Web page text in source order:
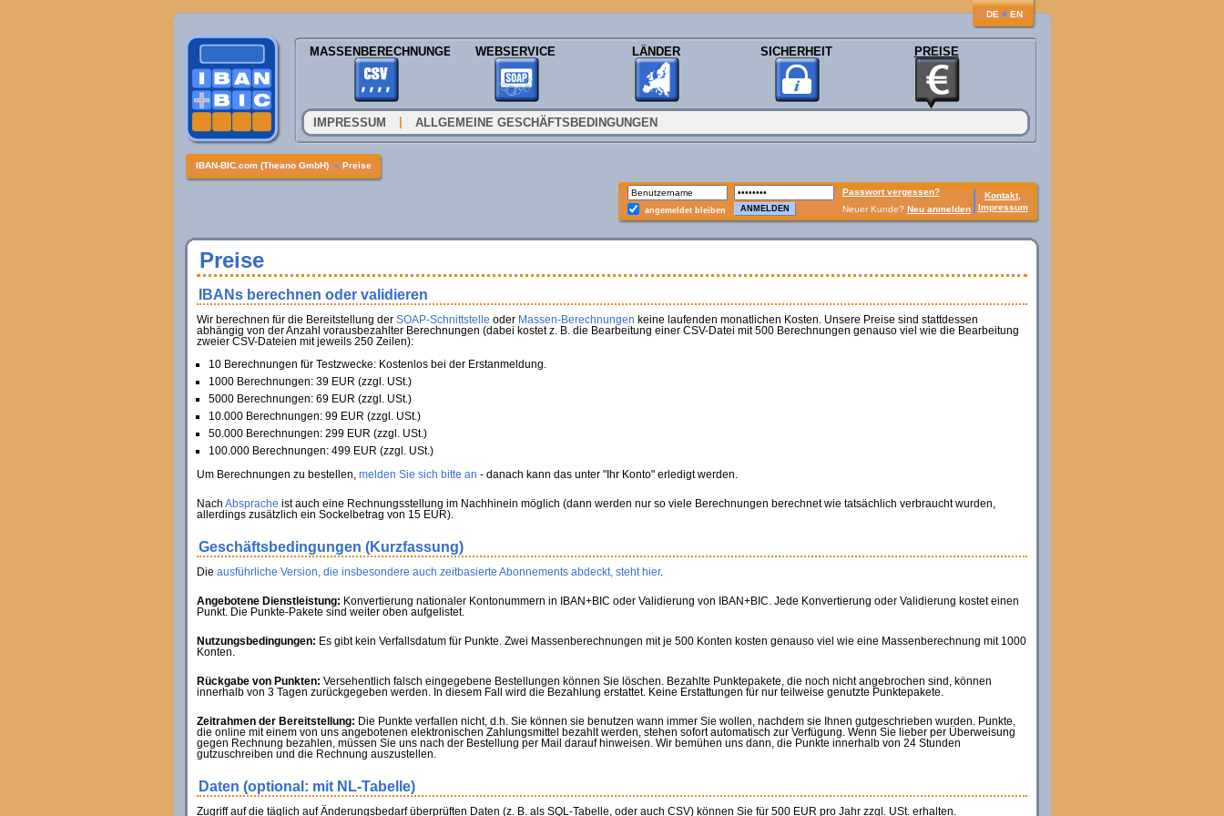
DE ♦ EN
MASSENBERECHNUNGEN WEBSERVICE LÄNDER SICHERHEIT PREISE
IMPRESSUM ALLGEMEINE GESCHÄFTSBEDINGUNGEN
IBAN-BIC.com (Theano GmbH) » Preise
Passwort vergessen?
Kontakt,
Impressum
angemeldet bleiben Neuer Kunde? Neu anmelden
Preise
IBANs berechnen oder validieren
Wir berechnen für die Bereitstellung der SOAP-Schnittstelle oder Massen-Berechnungen keine laufenden monatlichen Kosten. Unsere Preise sind stattdessen
abhängig von der Anzahl vorausbezahlter Berechnungen (dabei kostet z. B. die Bearbeitung einer CSV-Datei mit 500 Berechnungen genauso viel wie die Bearbeitung
zweier CSV-Dateien mit jeweils 250 Zeilen):
10 Berechnungen für Testzwecke: Kostenlos bei der Erstanmeldung.
1000 Berechnungen: 39 EUR (zzgl. USt.)
5000 Berechnungen: 69 EUR (zzgl. USt.)
10.000 Berechnungen: 99 EUR (zzgl. USt.)
50.000 Berechnungen: 299 EUR (zzgl. USt.)
100.000 Berechnungen: 499 EUR (zzgl. USt.)
Um Berechnungen zu bestellen, melden Sie sich bitte an - danach kann das unter "Ihr Konto" erledigt werden.
Nach Absprache ist auch eine Rechnungsstellung im Nachhinein möglich (dann werden nur so viele Berechnungen berechnet wie tatsächlich verbraucht wurden,
allerdings zusätzlich ein Sockelbetrag von 15 EUR).
Geschäftsbedingungen (Kurzfassung)
Die ausführliche Version, die insbesondere auch zeitbasierte Abonnements abdeckt, steht hier.
Angebotene Dienstleistung: Konvertierung nationaler Kontonummern in IBAN+BIC oder Validierung von IBAN+BIC. Jede Konvertierung oder Validierung kostet einen
Punkt. Die Punkte-Pakete sind weiter oben aufgelistet.
Nutzungsbedingungen: Es gibt kein Verfallsdatum für Punkte. Zwei Massenberechnungen mit je 500 Konten kosten genauso viel wie eine Massenberechnung mit 1000
Konten.
Rückgabe von Punkten: Versehentlich falsch eingegebene Bestellungen können Sie löschen. Bezahlte Punktepakete, die noch nicht angebrochen sind, können
innerhalb von 3 Tagen zurückgegeben werden. In diesem Fall wird die Bezahlung erstattet. Keine Erstattungen für nur teilweise genutzte Punktepakete.
Zeitrahmen der Bereitstellung: Die Punkte verfallen nicht, d.h. Sie können sie benutzen wann immer Sie wollen, nachdem sie Ihnen gutgeschrieben wurden. Punkte,
die online mit einem von uns angebotenen elektronischen Zahlungsmittel bezahlt werden, stehen sofort automatisch zur Verfügung. Wenn Sie lieber per Überweisung
gegen Rechnung bezahlen, müssen Sie uns nach der Bestellung per Mail darauf hinweisen. Wir bemühen uns dann, die Punkte innerhalb von 24 Stunden
gutzuschreiben und die Rechnung auszustellen.
Daten (optional: mit NL-Tabelle)
Zugriff auf die täglich auf Änderungsbedarf überprüften Daten (z. B. als SQL-Tabelle, oder auch CSV) können Sie für 500 EUR pro Jahr zzgl. USt. erhalten.